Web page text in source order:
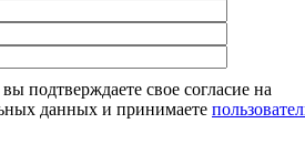
подтверждаете свое согласие на
данных и принимаете